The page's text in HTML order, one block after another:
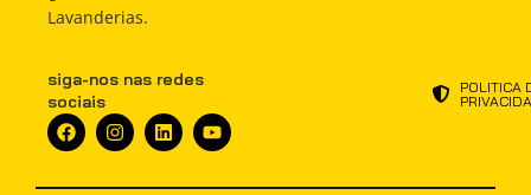
Lavanderias.
siga-nos nas redes
sociais
POLITICA